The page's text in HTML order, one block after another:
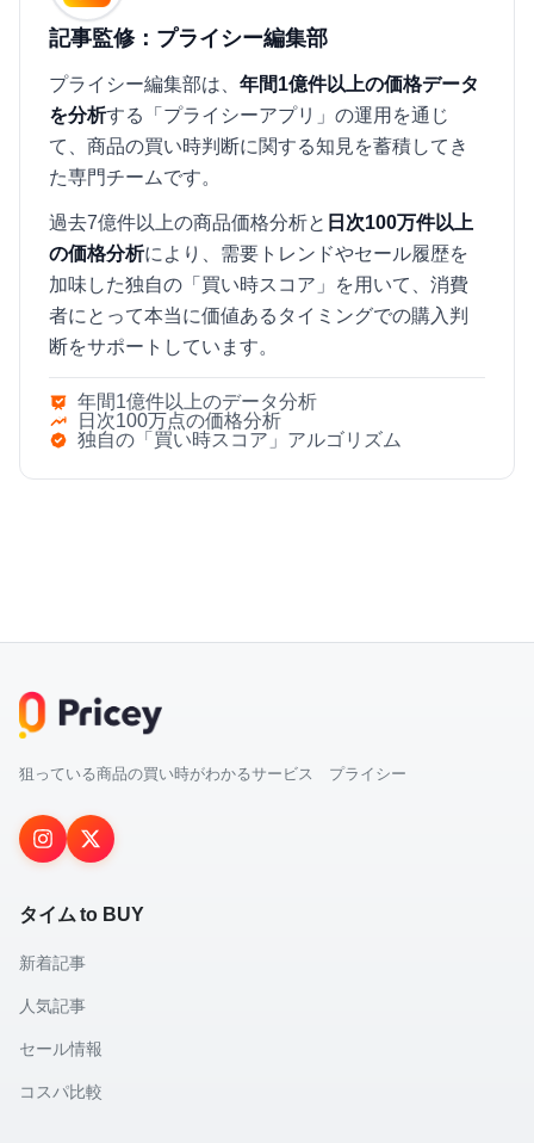
記事監修：プライシー編集部
プライシー編集部は、 年間1億件以上の価格データ
を分析する「プライシーアプリ」の運用を通じ
て、商品の買い時判断に関する知見を蓄積してき
た専門チームです。
過去7億件以上の商品価格分析と 日次100万件以上
の価格分析により、需要トレンドやセール履歴を
加味した独自の「買い時スコア」を用いて、消費
者にとって本当に価値あるタイミングでの購入判
断をサポートしています。
年間1億件以上のデータ分析
日次100万点の価格分析
独自の「買い時スコア」アルゴリズム
狙っている商品の買い時がわかるサービス プライシー
タイム to BUY
新着記事
人気記事
セール情報
コスパ比較